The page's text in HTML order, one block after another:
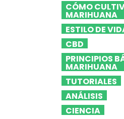
CÓMO
MARIHUANA
ESTILO DE
CBD
PRINCIPIOS
MARIHUANA
TUTORIALES
ANÁLISIS
CIENCIA